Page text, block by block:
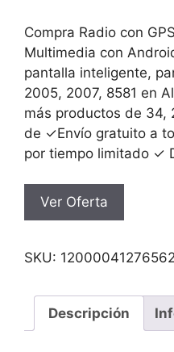
original
era:
464.58€.
actual
es:
Compra Radio con
Multimedia con
pantalla inteligente,
2005, 2007, 8581 en
más productos de 34,
de ✓Envío gratuito a
por tiempo limitado ✓
Ver Oferta
SKU:
Descripción